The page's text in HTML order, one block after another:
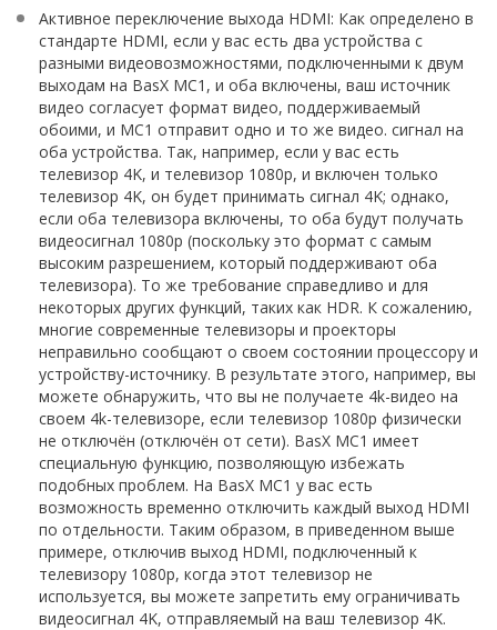
Активное переключение выхода HDMI: Как определено в
стандарте HDMI, если у вас есть два устройства с
разными видеовозможностями, подключенными к двум
выходам на BasX MC1, и оба включены, ваш источник
видео согласует формат видео, поддерживаемый
обоими, и MC1 отправит одно и то же видео. сигнал на
оба устройства. Так, например, если у вас есть
телевизор 4K, и телевизор 1080p, и включен только
телевизор 4K, он будет принимать сигнал 4K; однако,
если оба телевизора включены, то оба будут получать
видеосигнал 1080p (поскольку это формат с самым
высоким разрешением, который поддерживают оба
телевизора). То же требование справедливо и для
некоторых других функций, таких как HDR. К сожалению,
многие современные телевизоры и проекторы
неправильно сообщают о своем состоянии процессору и
устройству-источнику. В результате этого, например, вы
можете обнаружить, что вы не получаете 4k-видео на
своем 4k-телевизоре, если телевизор 1080p физически
не отключён (отключён от сети). BasX MC1 имеет
специальную функцию, позволяющую избежать
подобных проблем. На BasX MC1 у вас есть
возможность временно отключить каждый выход HDMI
по отдельности. Таким образом, в приведенном выше
примере, отключив выход HDMI, подключенный к
телевизору 1080p, когда этот телевизор не
используется, вы можете запретить ему ограничивать
видеосигнал 4K, отправляемый на ваш телевизор 4K.